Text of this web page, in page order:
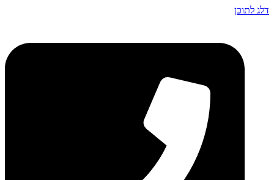
דלג לתוכן